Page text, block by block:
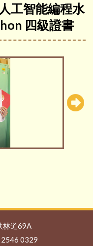
工智能編程水
四級證書
林道69A
0329